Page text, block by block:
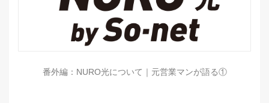
番外編：NURO光について｜元営業マンが語る①